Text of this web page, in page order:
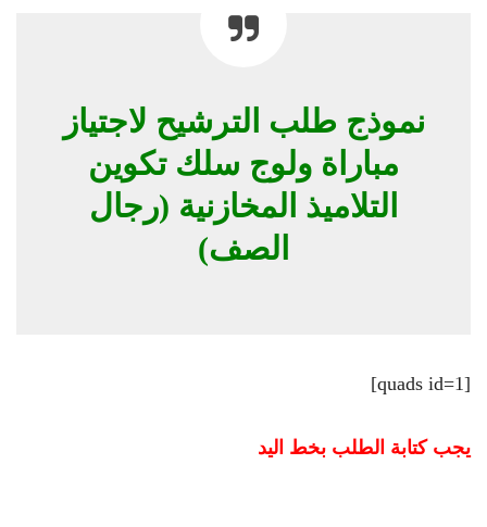
نموذج طلب الترشيح لاجتياز
مباراة ولوج سلك تكوين
التلاميذ المخازنية (رجال
الصف)
[quads id=1]
يجب كتابة الطلب بخط اليد